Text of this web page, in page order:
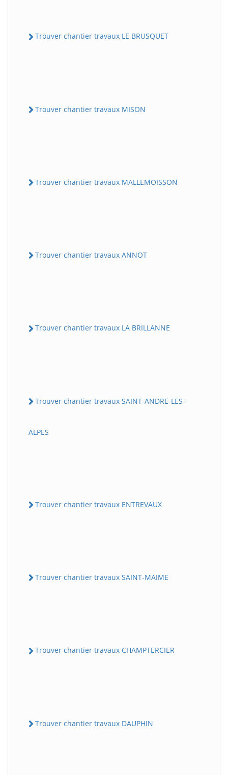
Trouver chantier travaux LE BRUSQUET
Trouver chantier travaux MISON
Trouver chantier travaux MALLEMOISSON
Trouver chantier travaux ANNOT
Trouver chantier travaux LA BRILLANNE
Trouver chantier travaux SAINT-ANDRE-LES-
ALPES
Trouver chantier travaux ENTREVAUX
Trouver chantier travaux SAINT-MAIME
Trouver chantier travaux CHAMPTERCIER
Trouver chantier travaux DAUPHIN